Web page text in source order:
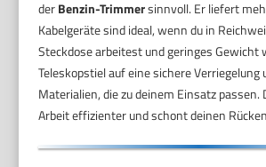
derBenzin-Trimmersinnvoll. Er liefert
Kabelgeräte sind ideal, wenn du in
Steckdose arbeitest und geringes Gewicht
Teleskopstiel auf eine sichere Verriegelung
Materialien, die zu deinem Einsatz passen.
Arbeit effizienter und schont deinen